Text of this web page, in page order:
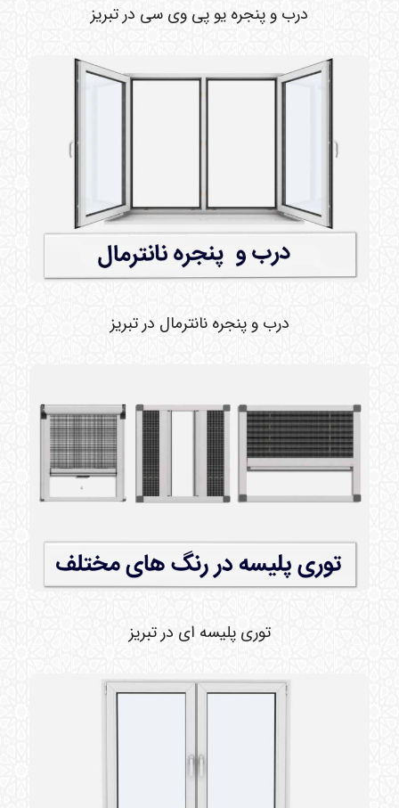
درب و پنجره یو پی وی سی در تبریز
درب و پنجره نانترمال در تبریز
توری پلیسه ای در تبریز